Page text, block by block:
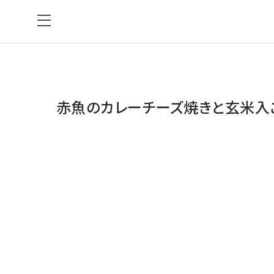
赤魚のカレーチーズ焼きと玄米入